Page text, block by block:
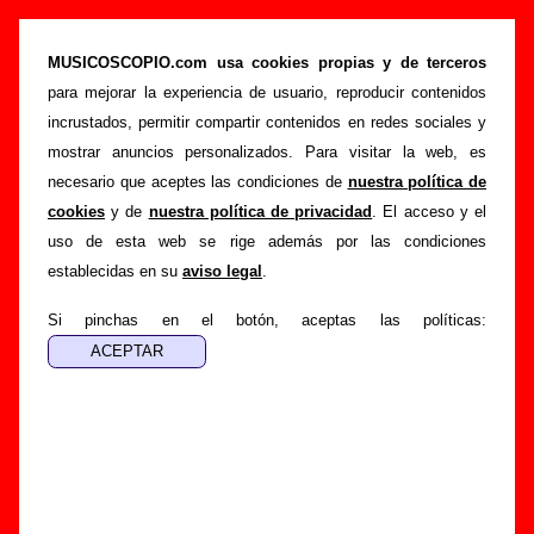
MUSICOSCOPIO.com usa cookies propias y de terceros
para mejorar la experiencia de usuario, reproducir contenidos
incrustados, permitir compartir contenidos en redes sociales y
mostrar anuncios personalizados. Para visitar la web, es
necesario que aceptes las condiciones de nuestra política de
cookies y de nuestra política de privacidad . El acceso y el
uso de esta web se rige además por las condiciones
establecidas en su aviso legal .
Si pinchas en el botón, aceptas las políticas:
Sr. Chinarro - Añadir o corregir información
Portada >Sr. Chinarro >Añadir
Si tienes información adicional, puedes enviar nueva
información o corregir la existente mediante el siguiente
formulario o escribiendo un e-mail a
guialven@musicoscopio.com.Gracias por tu
colaboración.
Nombre: